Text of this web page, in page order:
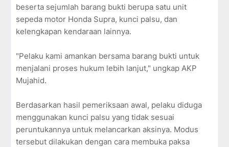
beserta sejumlah barang bukti berupa satu unit
sepeda motor Honda Supra, kunci palsu, dan
kelengkapan kendaraan lainnya.
"Pelaku kami amankan bersama barang bukti untuk
menjalani proses hukum lebih lanjut," ungkap AKP
Mujahid.
Berdasarkan hasil pemeriksaan awal, pelaku diduga
menggunakan kunci palsu yang tidak sesuai
peruntukannya untuk melancarkan aksinya. Modus
tersebut dilakukan dengan cara membuka paksa